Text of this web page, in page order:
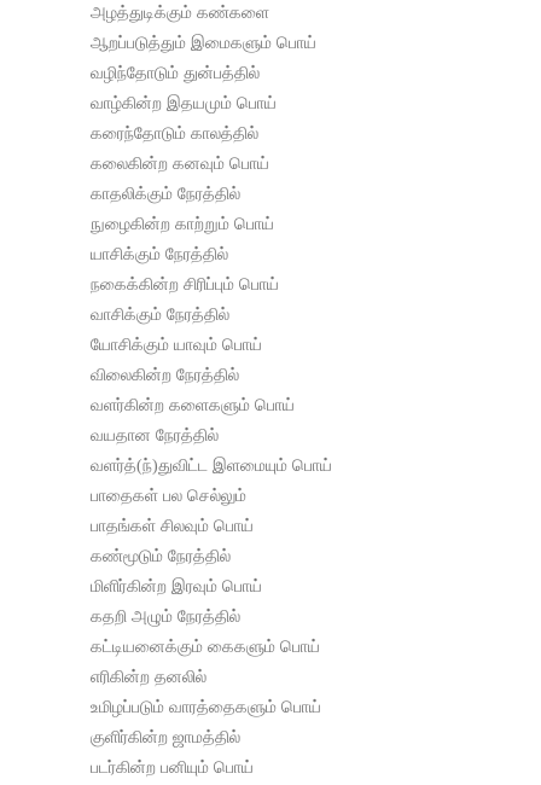
அழத்துடிக்கும் கண்களை
ஆறப்படுத்தும் இமைகளும் பொய்
வழிந்தோடும் துன்பத்தில்
வாழ்கின்ற இதயமும் பொய்
கரைந்தோடும் காலத்தில்
கலைகின்ற கனவும் பொய்
காதலிக்கும் நேரத்தில்
நுழைகின்ற காற்றும் பொய்
யாசிக்கும் நேரத்தில்
நகைக்கின்ற சிரிப்பும் பொய்
வாசிக்கும் நேரத்தில்
யோசிக்கும் யாவும் பொய்
விலைகின்ற நேரத்தில்
வளர்கின்ற களைகளும் பொய்
வயதான நேரத்தில்
வளர்த்(ந்)துவிட்ட இளமையும் பொய்
பாதைகள் பல செல்லும்
பாதங்கள் சிலவும் பொய்
கண்மூடும் நேரத்தில்
மிளிர்கின்ற இரவும் பொய்
கதறி அழும் நேரத்தில்
கட்டியனைக்கும் கைகளும் பொய்
எரிகின்ற தனலில்
உமிழப்படும் வாரத்தைகளும் பொய்
குளிர்கின்ற ஜாமத்தில்
படர்கின்ற பனியும் பொய்